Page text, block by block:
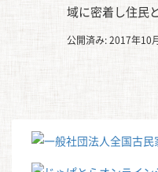
域に密着し住民
公開済み: 2017年10